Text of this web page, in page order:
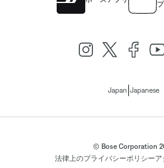
Japan Japanese
© Bose Corporation
法律上のプライバシーポリシーア